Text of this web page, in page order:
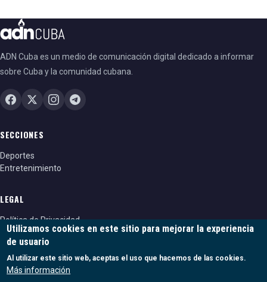
ADN Cuba es un medio de comunicación digital dedicado a informar
sobre Cuba y la comunidad cubana.
SECCIONES
Deportes
Entretenimiento
LEGAL
Política de Privacidad
Política de cookies
Términos y condiciones
Utilizamos cookies en este sitio para mejorar la experiencia
de usuario
Al utilizar este sitio web, aceptas el uso que hacemos de las cookies.
Más información